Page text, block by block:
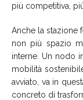
più competitiva,
Anche la stazione
non più spazio
interne. Un nodo
mobilità
avviato, va in
concreto di